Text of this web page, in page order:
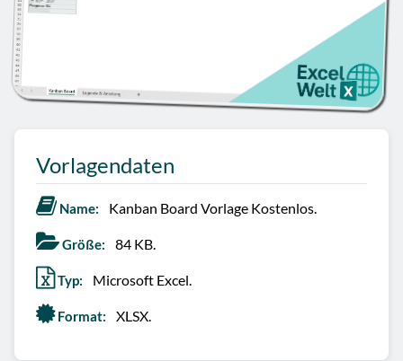
Vorlagendaten
Name: Kanban Board Vorlage Kostenlos.
Größe: 84 KB.
Typ: Microsoft Excel.
Format: XLSX.